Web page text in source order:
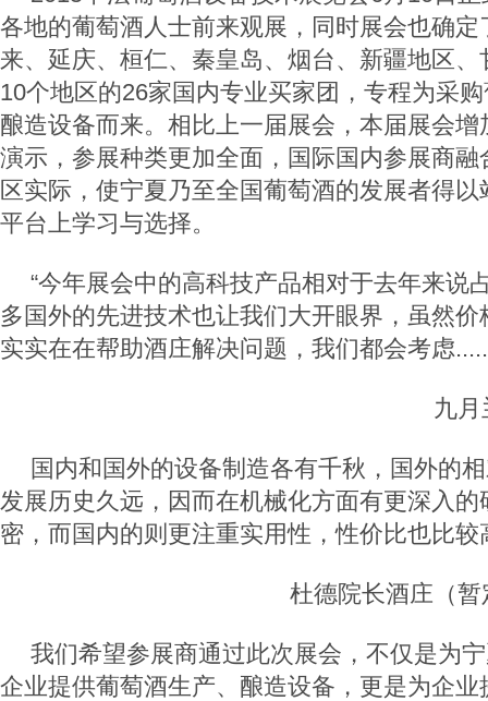
各地的葡萄酒人士前来观展，同时展会也确
来、延庆、桓仁、秦皇岛、烟台、新疆地区
10个地区的26家国内专业买家团，专程为采
酿造设备而来。相比上一届展会，本届展会
演示，参展种类更加全面，国际国内参展商
区实际，使宁夏乃至全国葡萄酒的发展者得
平台上学习与选择。
“今年展会中的高科技产品相对于去年来说
多国外的先进技术也让我们大开眼界，虽然
实实在在帮助酒庄解决问题，我们都会考虑.....
九
国内和国外的设备制造各有千秋，国外的
发展历史久远，因而在机械化方面有更深入
密，而国内的则更注重实用性，性价比也比较
杜德院长酒庄（
我们希望参展商通过此次展会，不仅是为
企业提供葡萄酒生产、酿造设备，更是为企